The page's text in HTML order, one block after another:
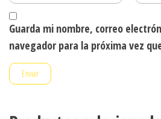
Guarda mi nombre, correo
navegador para la próxima vez